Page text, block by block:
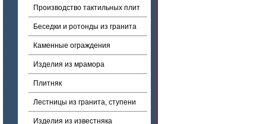
Производство тактильных плит
Беседки и ротонды из гранита
Каменные ограждения
Изделия из мрамора
Плитняк
Лестницы из гранита, ступени
Изделия из известняка